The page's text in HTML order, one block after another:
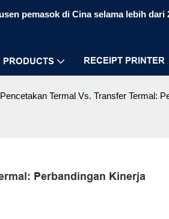
pemasok di Cina selama lebih dari
PRODUCTS RECEIPT PRINTER
Pencetakan Termal Vs. Transfer Termal:
Perbandingan Kinerja